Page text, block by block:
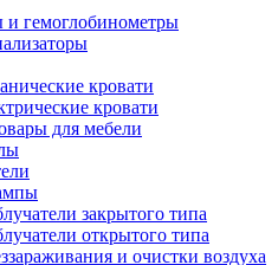
гемоглобинометры
кровати
кровати
для мебели
закрытого типа
открытого типа
и очистки воздуха